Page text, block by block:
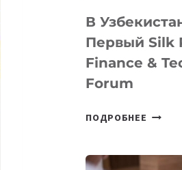
В
Первый Silk
Finance &
Forum
ПОДРОБНЕЕ